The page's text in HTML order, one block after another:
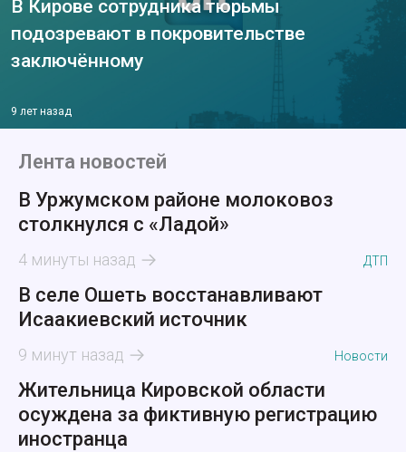
В Кирове сотрудника тюрьмы
подозревают в покровительстве
заключённому
9 лет назад
Лента новостей
В Уржумском районе молоковоз
столкнулся с «Ладой»
4 минуты назад ДТП
В селе Ошеть восстанавливают
Исаакиевский источник
9 минут назад Новости
Жительница Кировской области
осуждена за фиктивную регистрацию
иностранца